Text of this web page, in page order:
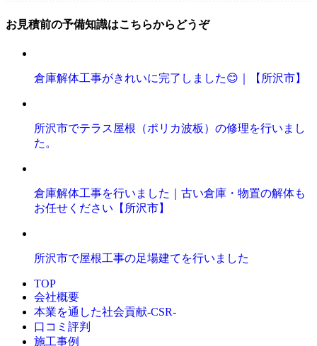
お見積前の予備知識はこちらからどうぞ
倉庫解体工事がきれいに完了しました😊｜【所沢市】
所沢市でテラス屋根（ポリカ波板）の修理を行いまし
た。
倉庫解体工事を行いました｜古い倉庫・物置の解体も
お任せください【所沢市】
所沢市で屋根工事の足場建てを行いました
TOP
会社概要
本業を通した社会貢献-CSR-
口コミ評判
施工事例